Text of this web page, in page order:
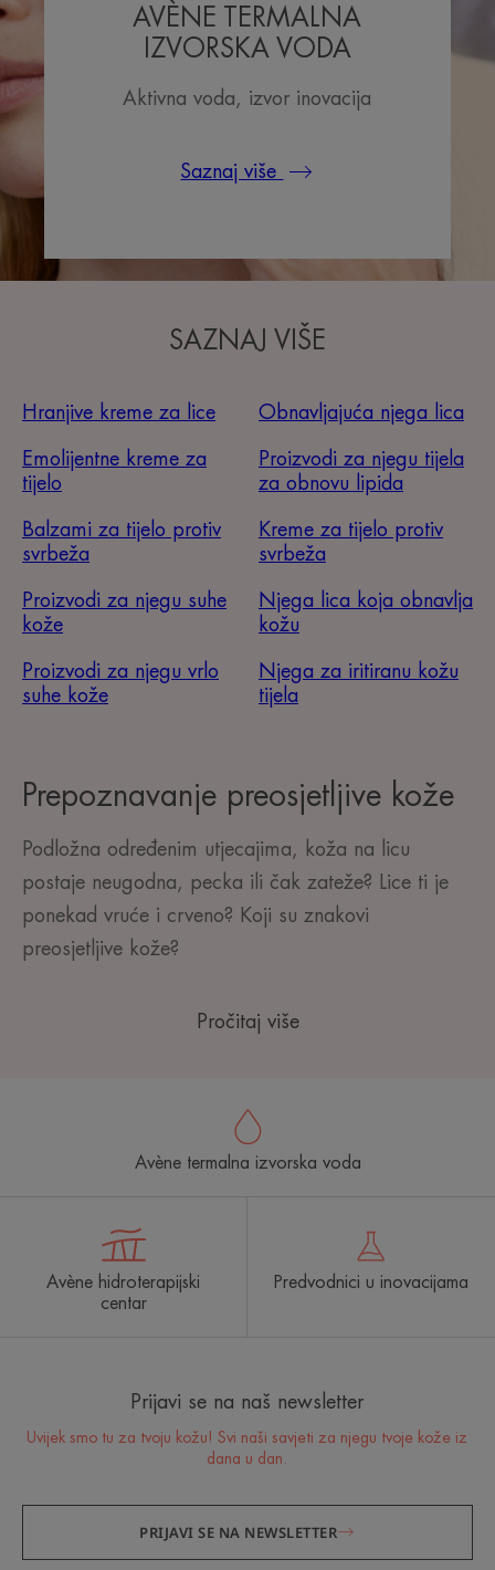
AVÈNE TERMALNA
IZVORSKA VODA
Aktivna voda, izvor inovacija
Saznaj više
SAZNAJ VIŠE
Hranjive kreme za lice Obnavljajuća njega lica
Emolijentne kreme za
tijelo
Proizvodi za njegu tijela
za obnovu lipida
Balzami za tijelo protiv
svrbeža
Kreme za tijelo protiv
svrbeža
Proizvodi za njegu suhe
kože
Njega lica koja obnavlja
kožu
Proizvodi za njegu vrlo
suhe kože
Njega za iritiranu kožu
tijela
Prepoznavanje preosjetljive kože
Podložna određenim utjecajima, koža na licu
postaje neugodna, pecka ili čak zateže? Lice ti je
ponekad vruće i crveno? Koji su znakovi
preosjetljive kože?
Pročitaj više
Avène termalna izvorska voda
Avène hidroterapijski
centar
Predvodnici u inovacijama
Prijavi se na naš newsletter
Uvijek smo tu za tvoju kožu! Svi naši savjeti za njegu tvoje kože iz
dana u dan.
PRIJAVI SE NA NEWSLETTER